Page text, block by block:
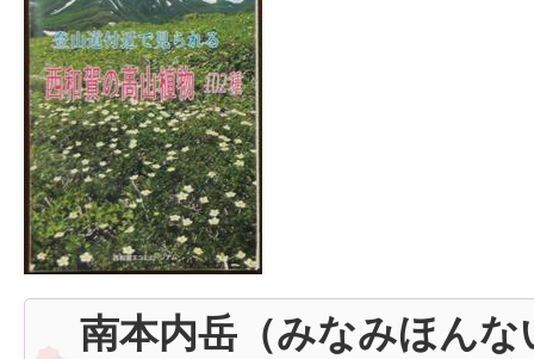
南本内岳（みなみほんな